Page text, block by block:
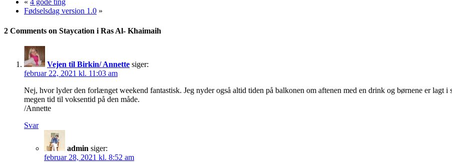
« 4 gode ting
Fødselsdag version 1.0 »
2 Comments on Staycation i Ras Al- Khaimaih
Vejen til Birkin/ Annette siger:
februar 22, 2021 kl. 11:03 am
Nej, hvor lyder den forlænget weekend fantastisk. Jeg nyder også altid tiden på balkonen om aftenen med en drink og børnene er lagt
megen tid til voksentid på den måde.
/Annette
Svar
admin siger:
februar 28, 2021 kl. 8:52 am